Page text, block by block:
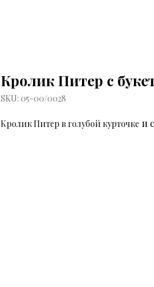
Кролик Питер с
SKU: 05-00/0028
Кролик Питер в голубой курточке и